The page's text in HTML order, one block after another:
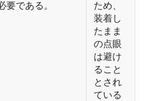
要である。
ため、
装着し
たまま
の点眼
は避け
ること
とされ
ている